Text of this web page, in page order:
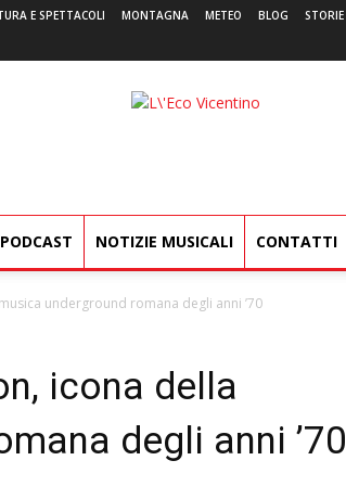
E SPETTACOLI MONTAGNA METEO BLOG STORIE
L'Eco
PODCAST NOTIZIE MUSICALI CONTATTI
underground romana degli anni ’70
icona della
degli anni ’70